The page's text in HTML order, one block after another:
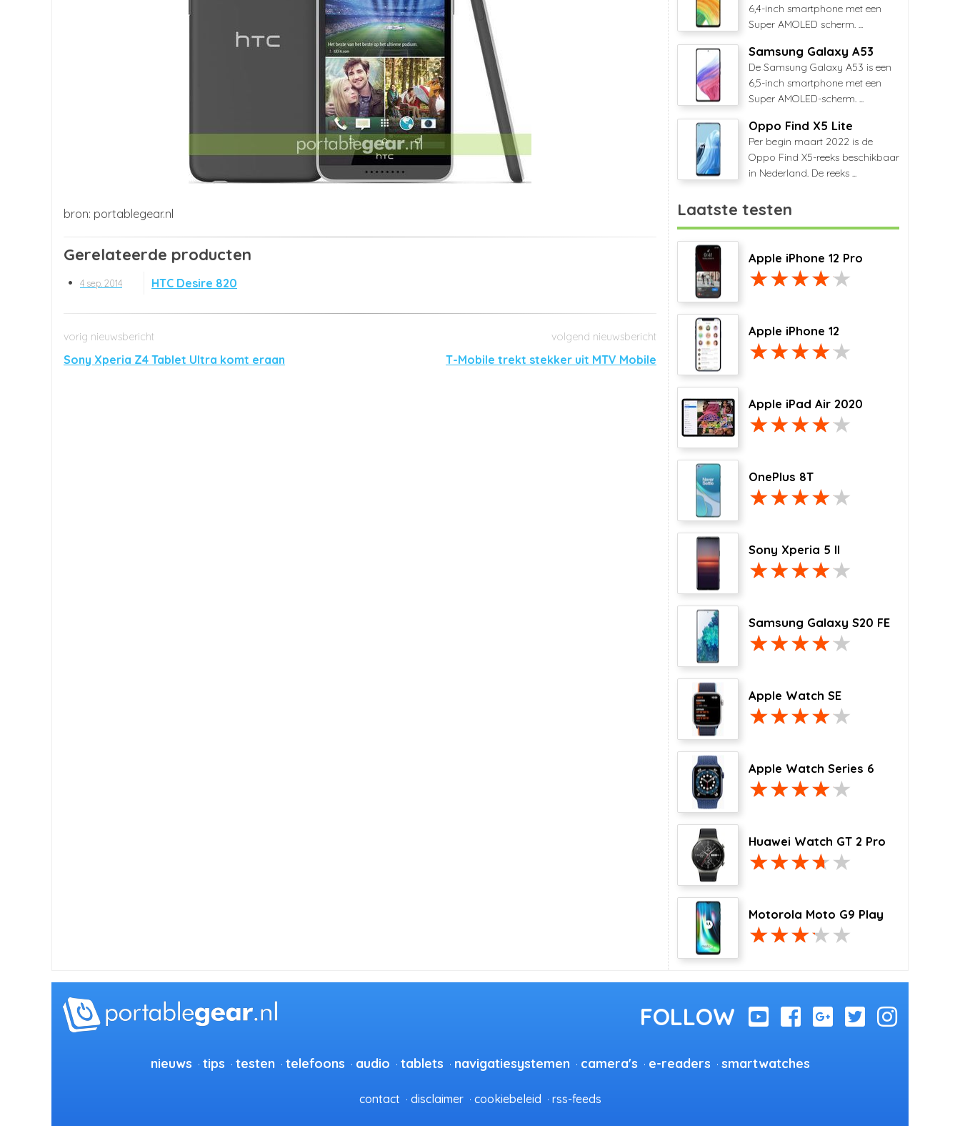
portablegear.nl
Gerelateerde producten
4 sep. 2014 HTC Desire 820
Sony Xperia Z4 Tablet Ultra komt eraan T-Mobile trekt stekker uit MTV Mobile
6,4-inch smartphone met een
Super AMOLED scherm. ...
Samsung Galaxy A53
De Samsung Galaxy A53 is een
6,5-inch smartphone met een
Super AMOLED-scherm. ...
Oppo Find X5 Lite
Per begin maart 2022 is de
Oppo Find X5-reeks beschikbaar
in Nederland. De reeks ...
Laatste testen
Apple iPhone 12 Pro
Apple iPhone 12
Apple iPad Air 2020
OnePlus 8T
Sony Xperia 5 II
Samsung Galaxy S20 FE
Apple Watch SE
Apple Watch Series 6
Huawei Watch GT 2 Pro
Motorola Moto G9 Play
nieuws tips testen telefoons audio tablets navigatiesystemen camera's e-readers smartwatches
contact disclaimer cookiebeleid rss-feeds